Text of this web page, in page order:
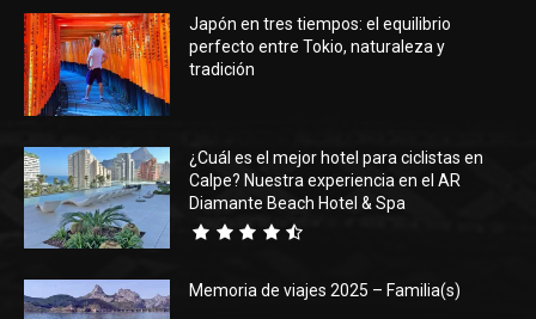
Japón en tres tiempos: el equilibrio
perfecto entre Tokio, naturaleza y
tradición
¿Cuál es el mejor hotel para ciclistas en
Calpe? Nuestra experiencia en el AR
Diamante Beach Hotel & Spa
Memoria de viajes 2025 – Familia(s)